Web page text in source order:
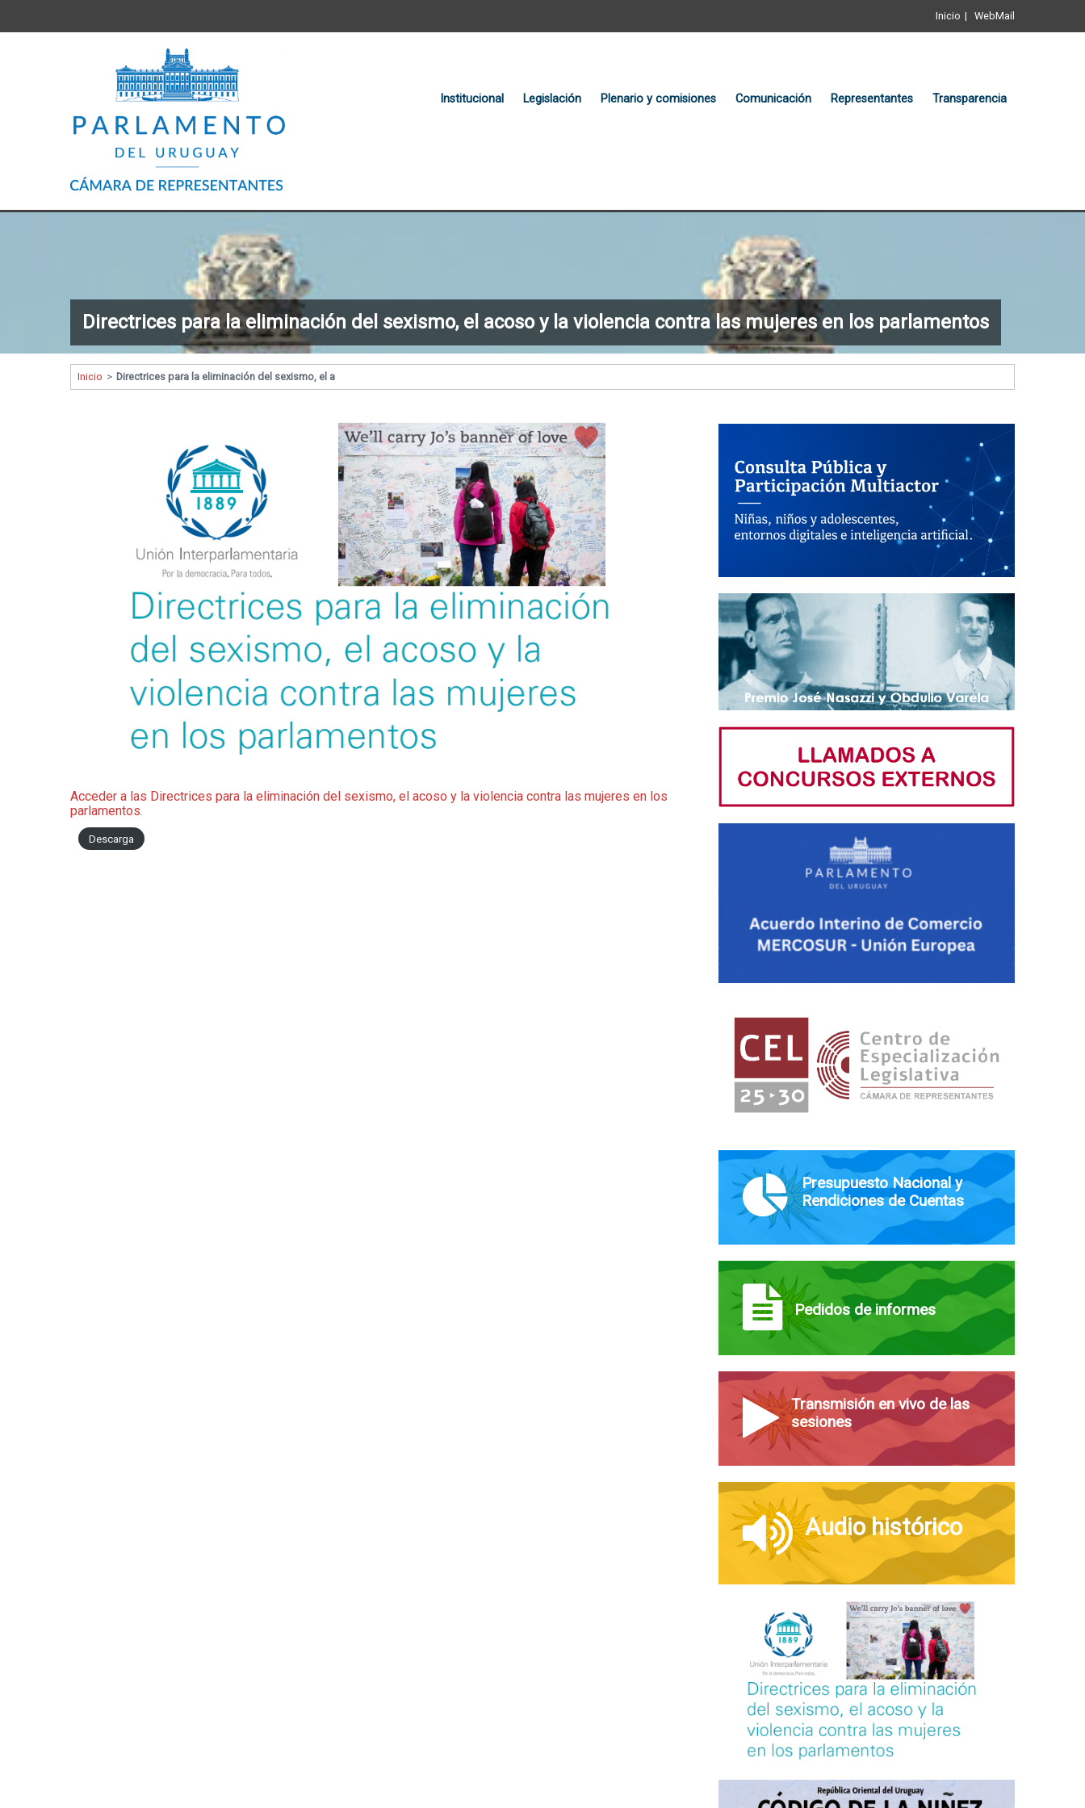
Inicio WebMail
Institucional Legislación Plenario y comisiones Comunicación Representantes Transparencia
Directrices para la eliminación del sexismo, el acoso y la violencia contra las mujeres en los parlamentos
Inicio > Directrices para la eliminación del sexismo, el a
Acceder a las Directrices para la eliminación del sexismo, el acoso y la violencia contra las mujeres en los
parlamentos.
Descarga
Presupuesto Nacional y
Rendiciones de Cuentas
Pedidos de informes
Transmisión en vivo de las
sesiones
Audio histórico